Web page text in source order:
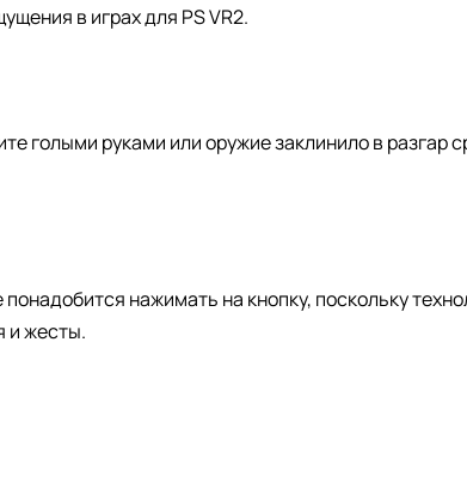
в играх для PS VR2.
голыми руками или оружие заклинило в разгар
нажимать на кнопку, поскольку
и жесты.